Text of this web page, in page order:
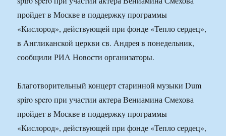
пройдет в Москве в поддержку программы
«Кислород», действующей при фонде «Тепло сердец»,
в Англиканской церкви св. Андрея в понедельник,
сообщили РИА Новости организаторы.
Благотворительный концерт старинной музыки Dum
spiro spero при участии актера Вениамина Смехова
пройдет в Москве в поддержку программы
«Кислород», действующей при фонде «Тепло сердец»,